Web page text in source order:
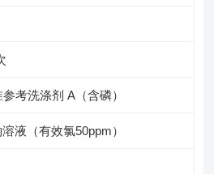
考洗涤剂 A（含磷）
液（有效氯50ppm）